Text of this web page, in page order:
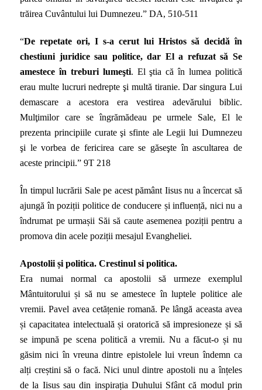
trăirea Cuvântului lui Dumnezeu.” DA, 510-511
“De repetate ori, I s-a cerut lui Hristos să decidă în
chestiuni juridice sau politice, dar El a refuzat să Se
amestece în treburi lumeşti. El ştia că în lumea politică
erau multe lucruri nedrepte şi multă tiranie. Dar singura Lui
demascare a acestora era vestirea adevărului biblic.
Mulţimilor care se îngrămădeau pe urmele Sale, El le
prezenta principiile curate şi sfinte ale Legii lui Dumnezeu
şi le vorbea de fericirea care se găseşte în ascultarea de
aceste principii.” 9T 218
În timpul lucrării Sale pe acest pământ Iisus nu a încercat să
ajungă în poziții politice de conducere și influență, nici nu a
îndrumat pe urmașii Săi să caute asemenea poziții pentru a
promova din acele poziții mesajul Evangheliei.
Apostolii și politica. Crestinul si politica.
Era numai normal ca apostolii să urmeze exemplul
Mântuitorului și să nu se amestece în luptele politice ale
vremii. Pavel avea cetățenie romană. Pe lângă aceasta avea
și capacitatea intelectuală și oratorică să impresioneze și să
se impună pe scena politică a vremii. Nu a făcut-o și nu
găsim nici în vreuna dintre epistolele lui vreun îndemn ca
alți creștini să o facă. Nici unul dintre apostoli nu a înțeles
de la Iisus sau din inspirația Duhului Sfânt că modul prin